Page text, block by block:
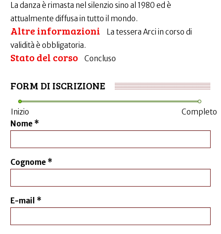
La danza è rimasta nel silenzio sino al 1980 ed è
attualmente diffusa in tutto il mondo.
Altre informazioni
La tessera Arci in corso di
validità è obbligatoria.
Stato del corso Concluso
FORM DI ISCRIZIONE
Inizio
Completo
Nome *
Cognome *
E-mail *